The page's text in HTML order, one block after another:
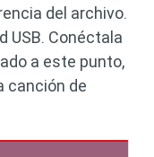
del archivo.
USB. Conéctala
a este punto,
canción de